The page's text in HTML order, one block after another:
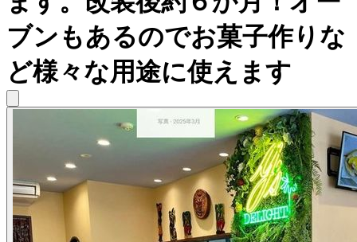
ブンもあるのでお菓子作りな
ど様々な用途に使えます